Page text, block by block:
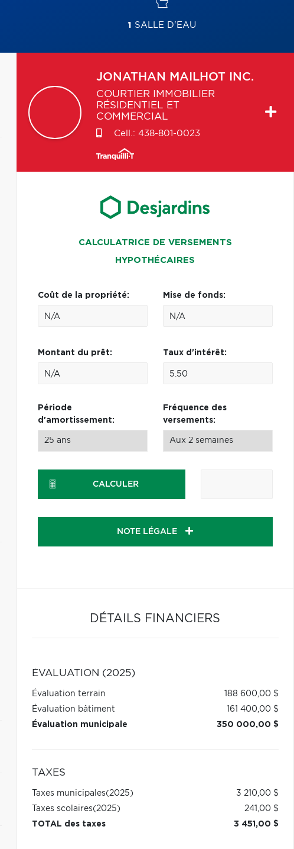
1 SALLE D'EAU
JONATHAN MAILHOT INC.
COURTIER IMMOBILIER
RÉSIDENTIEL ET
COMMERCIAL
Cell.: 438-801-0023
CALCULATRICE DE VERSEMENTS
HYPOTHÉCAIRES
Coût de la propriété: Mise de fonds:
Montant du prêt: Taux d'intérêt:
Période
d'amortissement:
Fréquence des
versements:
CALCULER
NOTE LÉGALE
DÉTAILS FINANCIERS
ÉVALUATION (2025)
Évaluation terrain
188 600,00 $
Évaluation bâtiment
161 400,00 $
Évaluation municipale
350 000,00 $
TAXES
Taxes municipales(2025)
3 210,00 $
Taxes scolaires(2025)
241,00 $
TOTAL des taxes
3 451,00 $